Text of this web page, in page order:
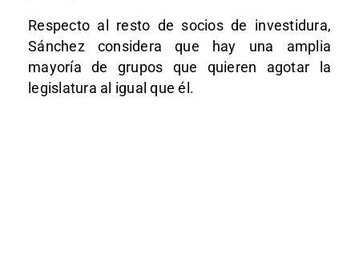
Respecto al resto de socios de investidura,
Sánchez considera que hay una amplia
mayoría de grupos que quieren agotar la
legislatura al igual que él.